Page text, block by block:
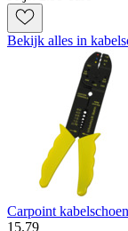
Bekijk alles in
Carpoint
15.79